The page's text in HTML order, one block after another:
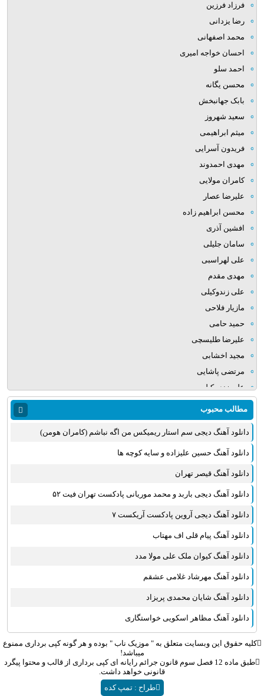
فرزاد فرزین
رضا یزدانی
محمد اصفهانی
احسان خواجه امیری
احمد سلو
محسن یگانه
بابک جهانبخش
سعید شهروز
میثم ابراهیمی
فریدون آسرایی
مهدی احمدوند
کامران مولایی
علیرضا عصار
محسن ابراهیم زاده
افشین آذری
سامان جلیلی
علی لهراسبی
مهدی مقدم
علی زندوکیلی
مازیار فلاحی
حمید حامی
علیرضا طلیسچی
مجید اخشابی
مرتضی پاشایی
علی زند وکیلی
میلاد بابایی
مهدی یراحی
روزبه نعمت الهی
عماد طالب زاده
علی عبدالمالکی
مجید خراطها
زانیار خسروی
امیر عظیمی
بهنام علمشاهی
سینا سرلک
علی شیرازی
علیرضا قربانی
پیوند
مطالب محبوب
دانلود آهنگ دیجی سم استار ریمیکس من اگه نباشم (کامران هومن)
دانلود آهنگ حسین علیزاده و سایه کوچه ها
دانلود آهنگ قیصر تهران
دانلود آهنگ دیجی باربد و محمد موریانی پادکست تهران فیت ۵۲
دانلود آهنگ دیجی آروین پادکست آریکست ۷
دانلود آهنگ پیام قلی اف مهتاب
دانلود آهنگ کیوان ملک علی مولا مدد
دانلود آهنگ مهرشاد غلامی عشقم
دانلود آهنگ شایان محمدی پریزاد
دانلود آهنگ مظاهر اسکویی خواستگاری
کلیه حقوق این وبسایت متعلق به " موزیک ناب " بوده و هر گونه کپی برداری ممنوع
میباشد!
طبق ماده 12 فصل سوم قانون جرائم رایانه ای کپی برداری از قالب و محتوا پیگرد
قانونی خواهد داشت.
طراح : تمپ کده